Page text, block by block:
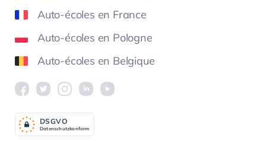
Auto-écoles en France
Auto-écoles en Pologne
Auto-écoles en Belgique
Datenschutzkonform
DSGVO